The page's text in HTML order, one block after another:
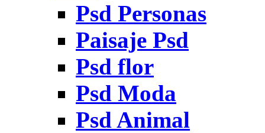
Psd Personas
Paisaje Psd
Psd flor
Psd Moda
Psd Animal